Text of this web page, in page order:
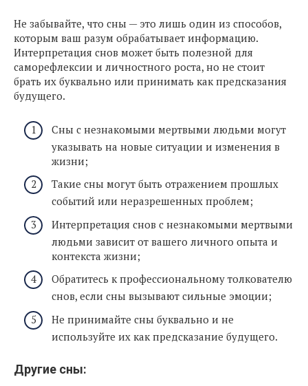
Не забывайте, что сны — это лишь один из способов,
которым ваш разум обрабатывает информацию.
Интерпретация снов может быть полезной для
саморефлексии и личностного роста, но не стоит
брать их буквально или принимать как предсказания
будущего.
Сны с незнакомыми мертвыми людьми могут
указывать на новые ситуации и изменения в
жизни;
Такие сны могут быть отражением прошлых
событий или неразрешенных проблем;
Интерпретация снов с незнакомыми мертвыми
людьми зависит от вашего личного опыта и
контекста жизни;
Обратитесь к профессиональному толкователю
снов, если сны вызывают сильные эмоции;
Не принимайте сны буквально и не
используйте их как предсказание будущего.
Другие сны: